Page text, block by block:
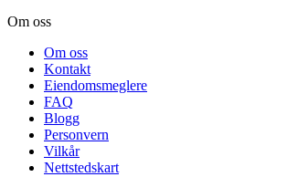
Om oss
Om oss
Kontakt
Eiendomsmeglere
FAQ
Blogg
Personvern
Vilkår
Nettstedskart